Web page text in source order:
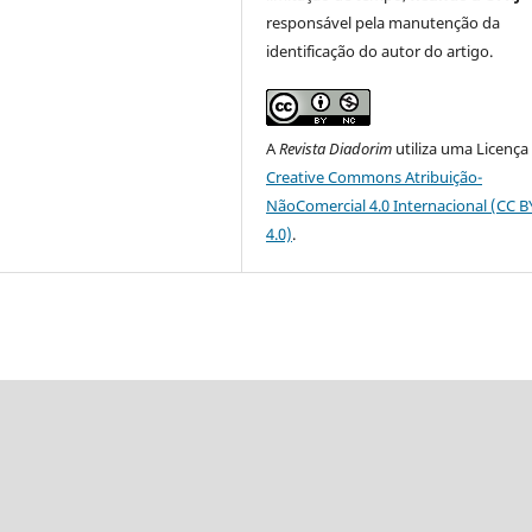
responsável pela manutenção da
identificação do autor do artigo.
ARevista Diadorim utiliza uma Licença
Creative Commons Atribuição-
NãoComercial 4.0 Internacional (CC
4.0).